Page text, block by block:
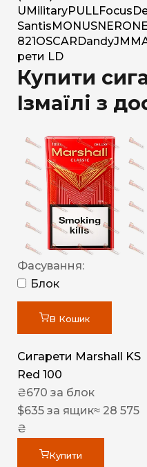
U MilitaryPULLFocus
Santis MONUSNERO
821 OSCAR DandyJM
рети LD
Купити
Ізмаїлі з
Фасування:
Блок
В Кошик
Сигарети Marshall KS
Red 100
₴670 за блок
$635 за ящик≈ 28 575
₴
Купити